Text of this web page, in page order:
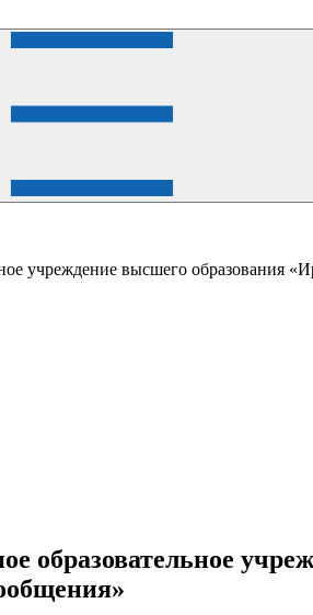
учреждение высшего образования
образовательное